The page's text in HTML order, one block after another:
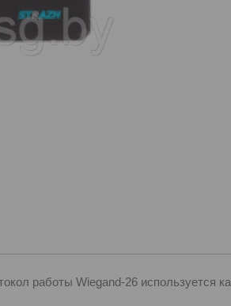
работы Wiegand-26 используется